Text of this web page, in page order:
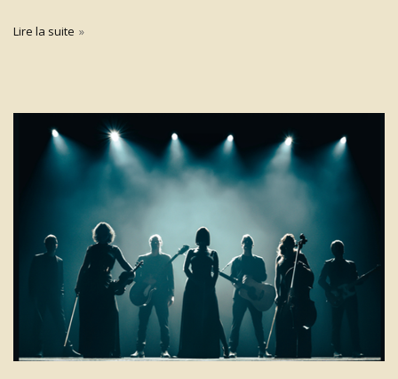
Lire la suite